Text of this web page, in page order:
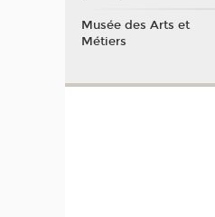
Musée des Arts et
Métiers